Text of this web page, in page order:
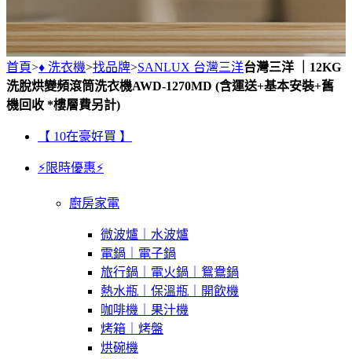
首頁>♦ 洗衣機>找品牌>SANLUX 台灣三洋台灣三洋 ｜12KG
洗脫烘變頻滾筒洗衣機AWD-1270MD (含運送+基本安裝+舊
機回收 *樓層費另計)
【 10在豪好買 】
⚡限時優惠⚡
廚房家電
微波爐｜水波爐
電鍋｜電子鍋
旅行鍋｜電火鍋｜鴛鴦鍋
熱水瓶｜保溫瓶｜開飲機
咖啡機｜果汁機
烤箱｜烤盤
烘碗機